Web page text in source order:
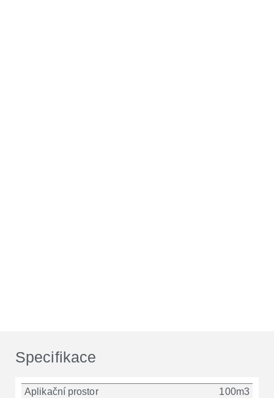
Specifikace
Aplikační prostor 100m3